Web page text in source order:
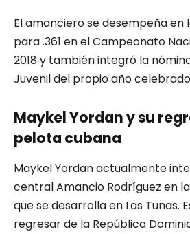
El amanciero se desempeña en
para .361 en el Campeonato
2018 y también integró la
Juvenil del propio año
Maykel Yordan y su
pelota cubana
Maykel Yordan actualmente
central Amancio Rodríguez en
que se desarrolla en Las Tunas.
regresar de la República